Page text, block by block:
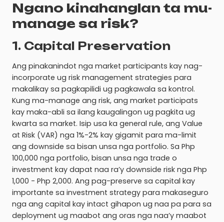
Ngano kinahanglan ta mu-
manage sa risk?
1. Capital Preservation
Ang pinakanindot nga market participants kay nag-
incorporate ug risk management strategies para
makalikay sa pagkapilidi ug pagkawala sa kontrol.
Kung ma-manage ang risk, ang market participats
kay maka-abli sa ilang kaugalingon ug pagkita ug
kwarta sa market. Isip usa ka general rule, ang Value
at Risk (VAR) nga 1%-2% kay gigamit para ma-limit
ang downside sa bisan unsa nga portfolio. Sa Php
100,000 nga portfolio, bisan unsa nga trade o
investment kay dapat naa ra’y downside risk nga Php
1,000 - Php 2,000. Ang pag-preserve sa capital kay
importante sa investment strategy para makaseguro
nga ang capital kay intact gihapon ug naa pa para sa
deployment ug maabot ang oras nga naa’y maabot